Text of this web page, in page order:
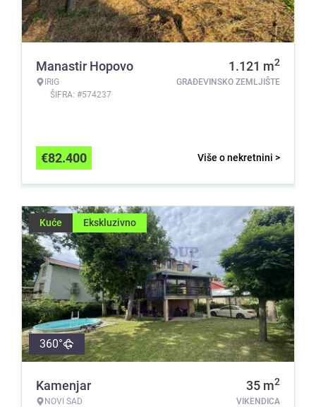
Manastir Hopovo
IRIG
ŠIFRA: #574237
1.121 m2
GRAĐEVINSKO ZEMLJIŠTE
Više o nekretnini >
€82.400
Kuće Ekskluzivno
360°
Kamenjar
NOVI SAD
35 m2
VIKENDICA